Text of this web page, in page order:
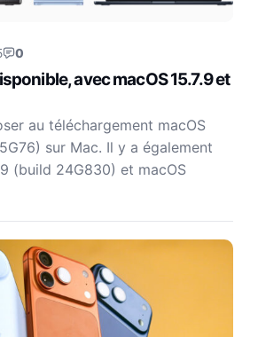
0
avec macOS 15.7.9 et
au téléchargement macOS
sur Mac. Il y a également
(build 24G830) et macOS